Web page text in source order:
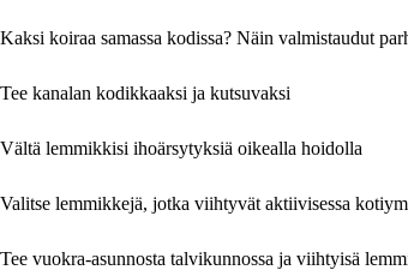
Kaksi koiraa samassa kodissa? Näin valmistaudut
Tee kanalan kodikkaaksi ja kutsuvaksi
Vältä lemmikkisi ihoärsytyksiä oikealla hoidolla
Valitse lemmikkejä, jotka viihtyvät aktiivisessa
Tee vuokra-asunnosta talvikunnossa ja viihtyisä